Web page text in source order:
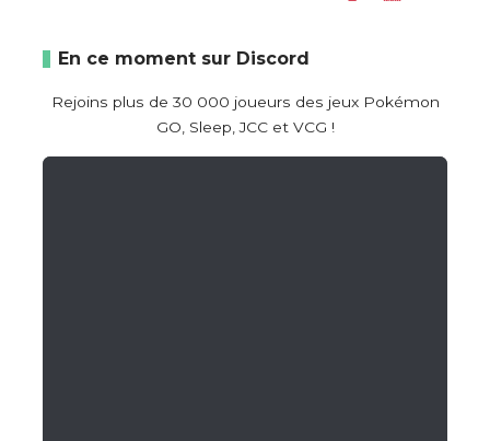
En ce moment sur Discord
Rejoins plus de 30 000 joueurs des jeux Pokémon
GO, Sleep, JCC et VCG !